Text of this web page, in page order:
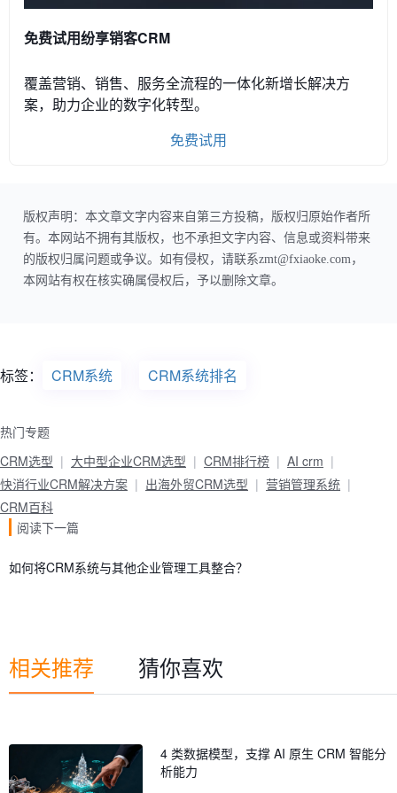
免费试用纷享销客CRM
覆盖营销、销售、服务全流程的一体化新增长解决方
案，助力企业的数字化转型。
免费试用
版权声明：本文章文字内容来自第三方投稿，版权归原始作者所
有。本网站不拥有其版权，也不承担文字内容、信息或资料带来
的版权归属问题或争议。如有侵权，请联系zmt@fxiaoke.com，
本网站有权在核实确属侵权后，予以删除文章。
标签： CRM系统 CRM系统排名
热门专题
CRM选型
大中型企业CRM选型 CRM排行榜
AI crm
快消行业CRM解决方案
出海外贸CRM选型
营销管理系统
CRM百科
阅读下一篇
如何将CRM系统与其他企业管理工具整合？
相关推荐 猜你喜欢
4 类数据模型，支撑 AI 原生 CRM 智能分
析能力